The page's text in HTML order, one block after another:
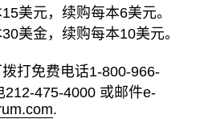
美元，续购每本6美元。
美金，续购每本10美元。
打免费电话1-800-966-
475-4000 或邮件e-
.